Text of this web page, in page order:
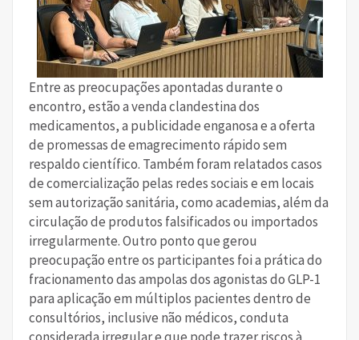
Entre as preocupações apontadas durante o
encontro, estão a venda clandestina dos
medicamentos, a publicidade enganosa e a oferta
de promessas de emagrecimento rápido sem
respaldo científico. Também foram relatados casos
de comercialização pelas redes sociais e em locais
sem autorização sanitária, como academias, além da
circulação de produtos falsificados ou importados
irregularmente. Outro ponto que gerou
preocupação entre os participantes foi a prática do
fracionamento das ampolas dos agonistas do GLP-1
para aplicação em múltiplos pacientes dentro de
consultórios, inclusive não médicos, conduta